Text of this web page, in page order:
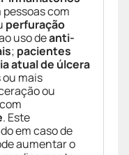
pessoas com
perfuração
uso deanti-
; pacientes
atual de úlcera
ou mais
ou
. Este
em caso de
aumentar o